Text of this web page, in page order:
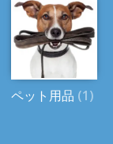
ペット用品 (1)